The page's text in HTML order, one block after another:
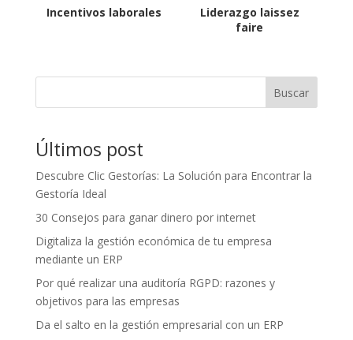
Incentivos laborales
Liderazgo laissez
faire
Buscar
Últimos post
Descubre Clic Gestorías: La Solución para Encontrar la
Gestoría Ideal
30 Consejos para ganar dinero por internet
Digitaliza la gestión económica de tu empresa
mediante un ERP
Por qué realizar una auditoría RGPD: razones y
objetivos para las empresas
Da el salto en la gestión empresarial con un ERP